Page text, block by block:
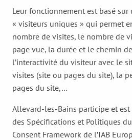
Leur fonctionnement est basé
« visiteurs uniques » qui permet
nombre de visites, le nombre de
page vue, la durée et le chemin
l’interactivité du visiteur avec le
visites (site ou pages du site), la
pages du site,…
Allevard-les-Bains participe et est
des Spécifications et Politiques
Consent Framework de l’IAB